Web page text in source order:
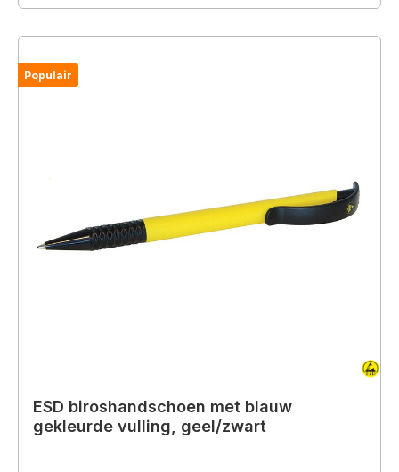
Populair
ESD biroshandschoen met blauw
gekleurde vulling, geel/zwart